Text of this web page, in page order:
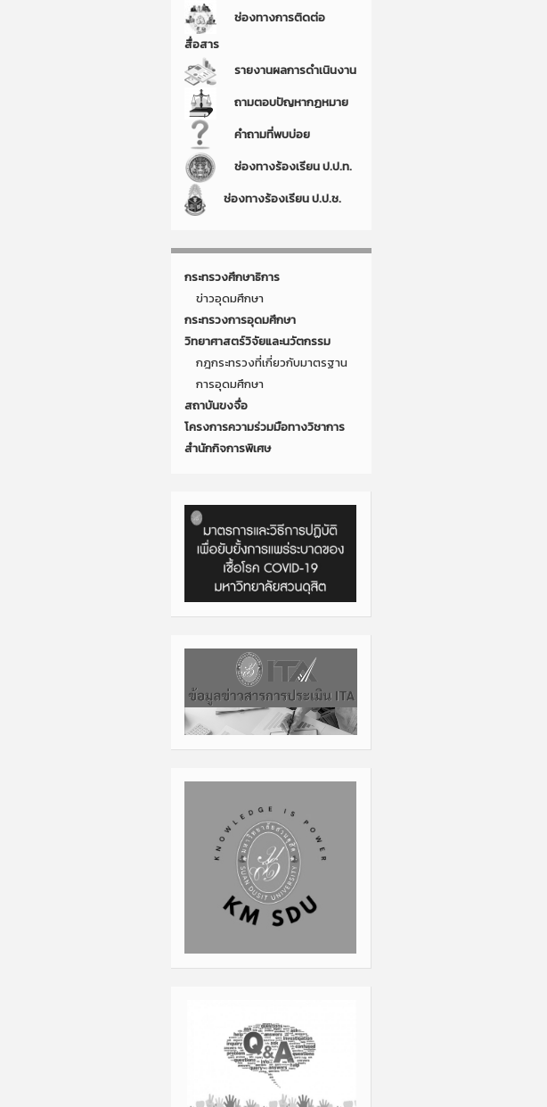
ช่องทางการติดต่อ
สื่อสาร
รายงานผลการดำเนินงาน
ถามตอบปัญหากฏหมาย
คำถามที่พบบ่อย
ช่องทางร้องเรียน ป.ป.ท.
ช่องทางร้องเรียน ป.ป.ช.
กระทรวงศึกษาธิการ
ข่าวอุดมศึกษา
กระทรวงการอุดมศึกษา
วิทยาศาสตร์วิจัยและนวัตกรรม
กฎกระทรวงที่เกี่ยวกับมาตรฐาน
การอุดมศึกษา
สถาบันขงจื่อ
โครงการความร่วมมือทางวิชาการ
สำนักกิจการพิเศษ